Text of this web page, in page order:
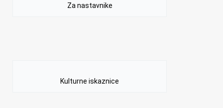
Za nastavnike
Kulturne iskaznice